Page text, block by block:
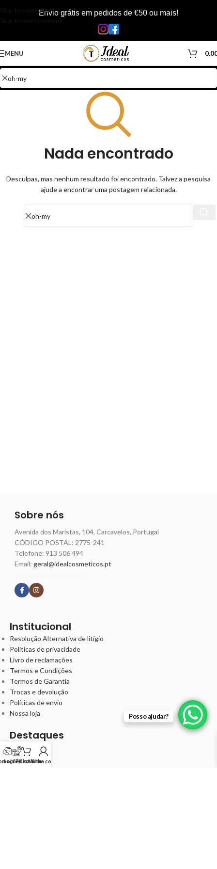
Skip to navigationEnvio grátis em pedidos de €50 ou mais!
MENU
Nada encontrado
Desculpas, mas nenhum resultado foi encontrado. Talvez a pesquisa
ajude a encontrar uma postagem relacionada.
Sobre nós
Avenida dos Maristas, 104, Carcavelos, Portugal
CÓDIGO POSTAL: 2775-241
Telefone: 913 506 494
Email: geral@idealcosmeticos.pt
Institucional
Resolução Alternativa de litígio
Políticas de privacidade
Livro de reclamações
Termos e Condições
Termos de Garantia
Trocas e devolução
Políticas de envio
Nossa loja
Destaques
Barbearia
Cabelo
Loja FísicaCarrinho
Minha conta
Posso ajudar?